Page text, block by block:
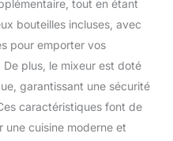
COMMANDES
LCD, 3
(smoothie,
pilée, café moulu),
de sécurité
arrêt MATERIAU
tout en étant
bouteilles incluses, avec
pour emporter vos
plus, le mixeur est doté
garantissant une sécurité
caractéristiques font de
une cuisine moderne et